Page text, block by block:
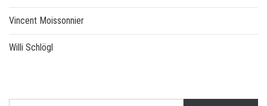
Vincent Moissonnier
Willi Schlögl